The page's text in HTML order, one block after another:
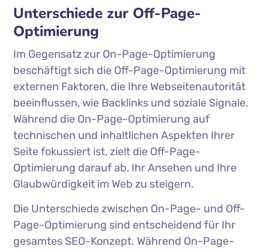
Unterschiede zur Off-Page-
Optimierung
Im Gegensatz zur On-Page-Optimierung
beschäftigt sich die Off-Page-Optimierung mit
externen Faktoren, die Ihre Webseitenautorität
beeinflussen, wie Backlinks und soziale Signale.
Während die On-Page-Optimierung auf
technischen und inhaltlichen Aspekten Ihrer
Seite fokussiert ist, zielt die Off-Page-
Optimierung darauf ab, Ihr Ansehen und Ihre
Glaubwürdigkeit im Web zu steigern.
Die Unterschiede zwischen On-Page- und Off-
Page-Optimierung sind entscheidend für Ihr
gesamtes SEO-Konzept. Während On-Page-